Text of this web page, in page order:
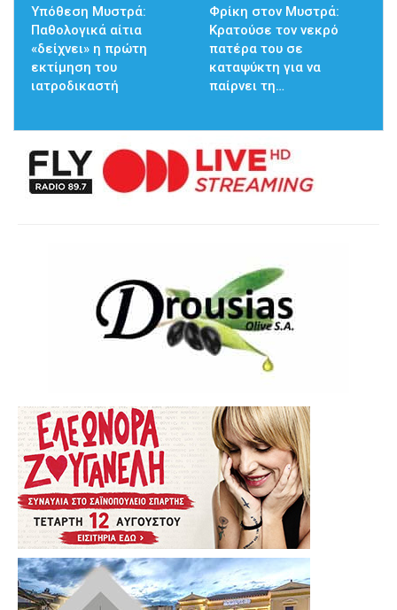
Υπόθεση Μυστρά:
Παθολογικά αίτια
«δείχνει» η πρώτη
εκτίμηση του
ιατροδικαστή
Φρίκη στον Μυστρά:
Κρατούσε τον νεκρό
πατέρα του σε
καταψύκτη για να
παίρνει τη…